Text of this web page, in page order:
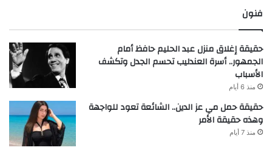
فنون
حقيقة إغلاق منزل عبد الحليم حافظ أمام
الجمهور.. أسرة العندليب تحسم الجدل وتكشف
الأسباب
منذ 6 أيام
حقيقة حمل مي عز الدين.. الشائعة تعود للواجهة
وهذه حقيقة الأمر
منذ 7 أيام